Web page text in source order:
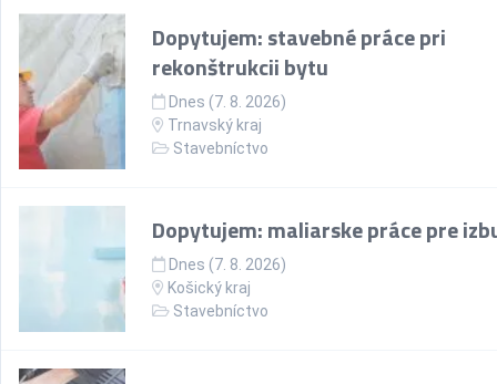
Dopytujem: stavebné práce pri
rekonštrukcii bytu
Dnes (7. 8. 2026)
Trnavský kraj
Stavebníctvo
Dopytujem: maliarske práce pre
Dnes (7. 8. 2026)
Košický kraj
Stavebníctvo